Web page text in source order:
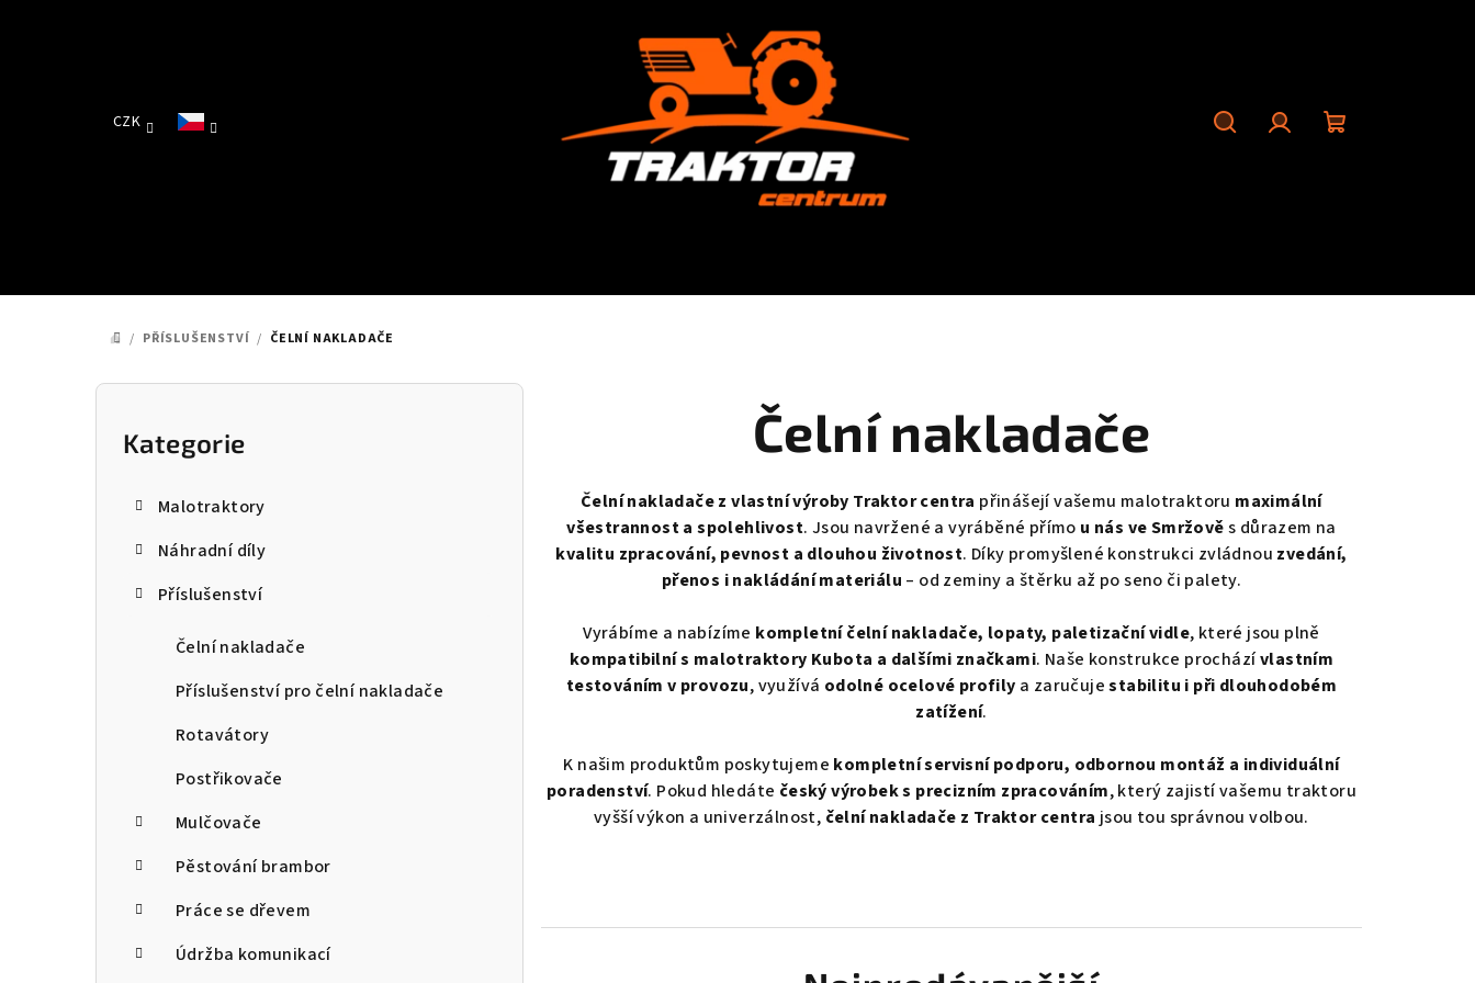
CZK
DOMŮ
/ PŘÍSLUŠENSTVÍ / ČELNÍ NAKLADAČE
P
Přeskočit
kategorie
Kategorie
Malotraktory
Náhradní díly
Příslušenství
Čelní nakladače
Příslušenství pro čelní nakladače
Rotavátory
Postřikovače
Mulčovače
Pěstování brambor
Práce se dřevem
Údržba komunikací
Čelní nakladače
Čelní nakladače z vlastní výroby Traktor centra přinášejí vašemu malotraktoru maximální
všestrannost a spolehlivost. Jsou navržené a vyráběné přímo u nás ve Smržověs důrazem na
kvalitu zpracování, pevnost a dlouhou životnost. Díky promyšlené konstrukci zvládnou zvedání,
přenos i nakládání materiálu – od zeminy a štěrku až po seno či palety.
Vyrábíme a nabízíme kompletní čelní nakladače, lopaty, paletizační vidle, které jsou plně
kompatibilní s malotraktory Kubota a dalšími značkami. Naše konstrukce procházívlastním
testováním v provozu, využívá odolné ocelové profily a zaručujestabilitu i při dlouhodobém
zatížení.
K našim produktům poskytujeme kompletní servisní podporu, odbornou montáž a individuální
poradenství. Pokud hledáte český výrobek s precizním zpracováním, který zajistí vašemu traktoru
vyšší výkon a univerzálnost, čelní nakladače z Traktor centra jsou tou správnou volbou.